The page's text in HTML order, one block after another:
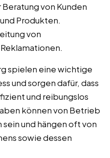
von Kunden
Produkten.
von
spielen eine wichtige
und sorgen dafür, dass
und reibungslos
können von Betrieb
und hängen oft von
sowie dessen